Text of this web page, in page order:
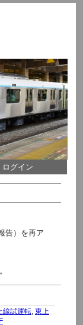
ログイン
告）を再ア
線試運転, 東上